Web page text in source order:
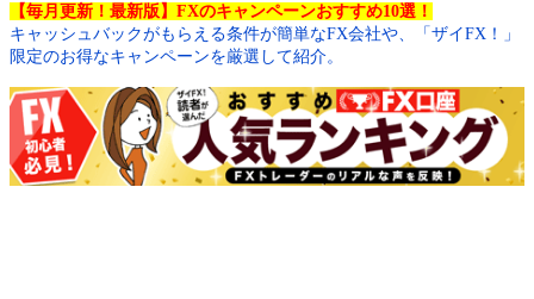
【毎月更新！最新版】FXのキャンペーンおすすめ10選！
キャッシュバックがもらえる条件が簡単なFX会社や、「ザイFX！」
限定のお得なキャンペーンを厳選して紹介。